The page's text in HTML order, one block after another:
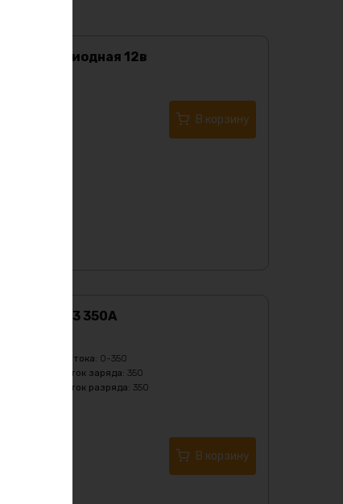
светодиодная 12в
В корзину
ТF03 350А
Диапазон силы тока: 0-350
Максимальный ток заряда: 350
Максимальный ток разряда: 350
В корзину